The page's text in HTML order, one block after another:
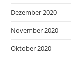
Dezember 2020
November 2020
Oktober 2020